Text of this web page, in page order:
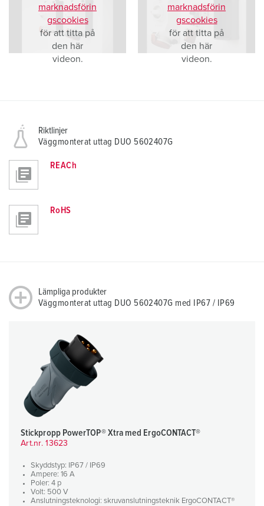
marknadsförin
gscookies
för att titta på
den här
videon.
marknadsförin
gscookies
för att titta på
den här
videon.
Riktlinjer
Väggmonterat uttag DUO 5602407G
REACh
RoHS
Lämpliga produkter
Väggmonterat uttag DUO 5602407G med IP67 / IP69
Stickpropp PowerTOP® Xtra med ErgoCONTACT®
Art.nr. 13623
Skyddstyp: IP67 / IP69
Ampere: 16 A
Poler: 4 p
Volt: 500 V
Anslutningsteknologi: skruvanslutningsteknik ErgoCONTACT®